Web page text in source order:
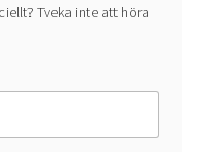
Tveka inte att höra